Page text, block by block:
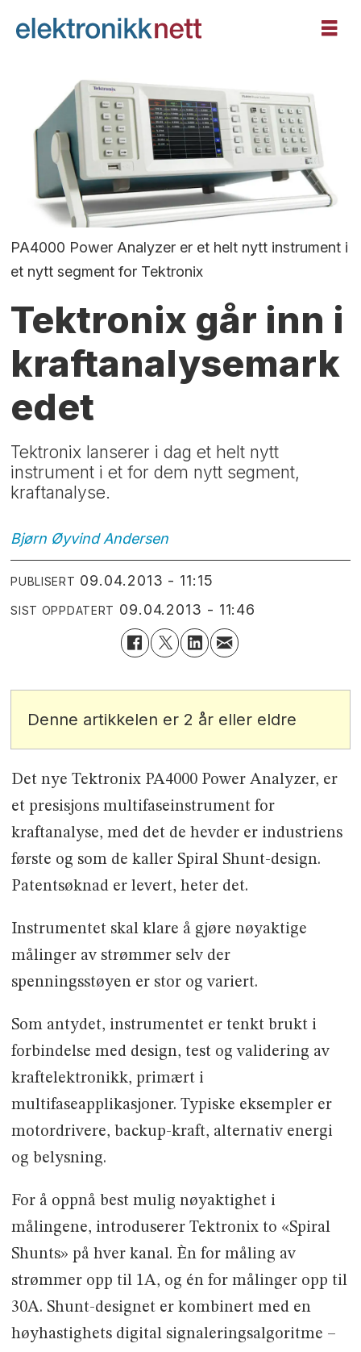
PA4000 Power Analyzer er et helt nytt instrument i
et nytt segment for Tektronix
Tektronix går inn i
kraftanalysemark
edet
Tektronix lanserer i dag et helt nytt
instrument i et for dem nytt segment,
kraftanalyse.
Bjørn Øyvind Andersen
PUBLISERT 09.04.2013 - 11:15
SIST OPPDATERT 09.04.2013 - 11:46
Denne artikkelen er 2 år eller eldre
Det nye Tektronix PA4000 Power Analyzer, er
et presisjons multifaseinstrument for
kraftanalyse, med det de hevder er industriens
første og som de kaller Spiral Shunt-design.
Patentsøknad er levert, heter det.
Instrumentet skal klare å gjøre nøyaktige
målinger av strømmer selv der
spenningsstøyen er stor og variert.
Som antydet, instrumentet er tenkt brukt i
forbindelse med design, test og validering av
kraftelektronikk, primært i
multifaseapplikasjoner. Typiske eksempler er
motordrivere, backup-kraft, alternativ energi
og belysning.
For å oppnå best mulig nøyaktighet i
målingene, introduserer Tektronix to «Spiral
Shunts» på hver kanal. Èn for måling av
strømmer opp til 1A, og én for målinger opp til
30A. Shunt-designet er kombinert med en
høyhastighets digital signaleringsalgoritme –